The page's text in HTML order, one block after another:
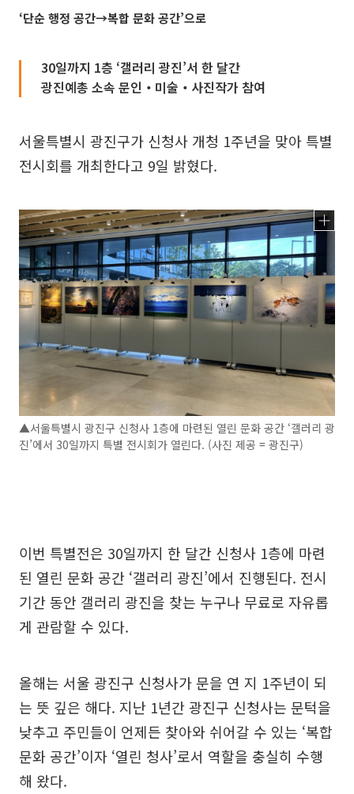
‘단순 행정 공간→복합 문화 공간’으로
30일까지 1층 ‘갤러리 광진’서 한 달간
광진예총 소속 문인‧미술‧사진작가 참여
서울특별시 광진구가 신청사 개청 1주년을 맞아 특별
전시회를 개최한다고 9일 밝혔다.
▲서울특별시 광진구 신청사 1층에 마련된 열린 문화 공간 ‘갤러리 광
진’에서 30일까지 특별 전시회가 열린다. (사진 제공 = 광진구)
이번 특별전은 30일까지 한 달간 신청사 1층에 마련
된 열린 문화 공간 ‘갤러리 광진’에서 진행된다. 전시
기간 동안 갤러리 광진을 찾는 누구나 무료로 자유롭
게 관람할 수 있다.
올해는 서울 광진구 신청사가 문을 연 지 1주년이 되
는 뜻 깊은 해다. 지난 1년간 광진구 신청사는 문턱을
낮추고 주민들이 언제든 찾아와 쉬어갈 수 있는 ‘복합
문화 공간’이자 ‘열린 청사’로서 역할을 충실히 수행
해 왔다.